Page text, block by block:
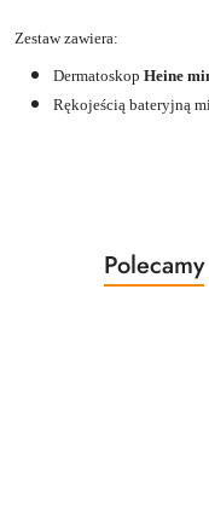
Zestaw zawiera:
Dermatoskop Heine
Rękojeścią bateryjną
Pomiń karuzelę
Produkty
o
Polecamy